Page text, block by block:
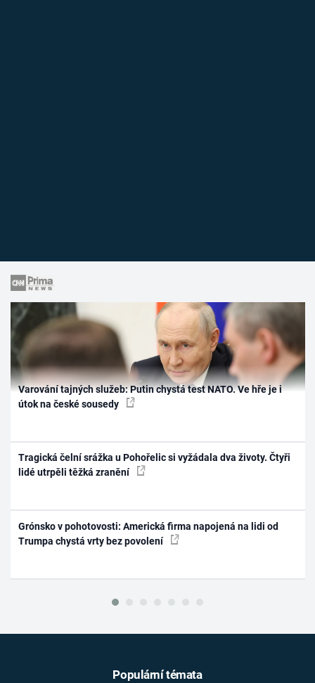
Varování tajných služeb: Putin chystá test NATO. Ve hře je i
útok na české sousedy
Tragická čelní srážka u Pohořelic si vyžádala dva životy. Čtyři
lidé utrpěli těžká zranění
Grónsko v pohotovosti: Americká firma napojená na lidi od
Trumpa chystá vrty bez povolení
Populární témata